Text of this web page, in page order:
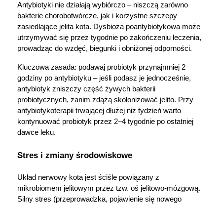
Antybiotyki nie działają wybiórczo – niszczą zarówno
bakterie chorobotwórcze, jak i korzystne szczepy
zasiedlające jelita kota. Dysbioza poantybiotykowa może
utrzymywać się przez tygodnie po zakończeniu leczenia,
prowadząc do wzdęć, biegunki i obniżonej odporności.
Kluczowa zasada: podawaj probiotyk przynajmniej 2
godziny po antybiotyku – jeśli podasz je jednocześnie,
antybiotyk zniszczy część żywych bakterii
probiotycznych, zanim zdążą skolonizować jelito. Przy
antybiotykoterapii trwającej dłużej niż tydzień warto
kontynuować probiotyk przez 2–4 tygodnie po ostatniej
dawce leku.
Stres i zmiany środowiskowe
Układ nerwowy kota jest ściśle powiązany z
mikrobiomem jelitowym przez tzw. oś jelitowo-mózgową.
Silny stres (przeprowadzka, pojawienie się nowego